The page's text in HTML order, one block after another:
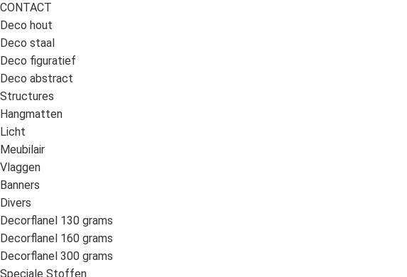
CONTACT
Deco hout
Deco staal
Deco figuratief
Deco abstract
Structures
Hangmatten
Licht
Meubilair
Vlaggen
Banners
Divers
Decorflanel 130 grams
Decorflanel 160 grams
Decorflanel 300 grams
Speciale Stoffen